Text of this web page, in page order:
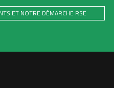
ET NOTRE DÉMARCHE RSE